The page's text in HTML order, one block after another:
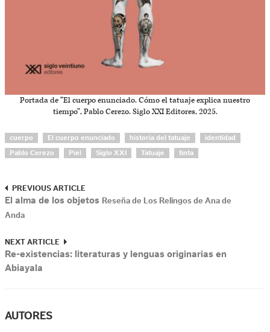
Portada de “El cuerpo enunciado. Cómo el tatuaje explica nuestro
tiempo”, Pablo Cerezo. Siglo XXI Editores, 2025.
cuerpo El cuerpo enunciado historia del tatuaje identidad
Pablo Cerezo Piel Siglo XXI Tatuaje tinta
PREVIOUS ARTICLE
El alma de los objetos Reseña de Los Relingos de Ana de
Anda
NEXT ARTICLE
Re-existencias: literaturas y lenguas originarias en
Abiayala
AUTORES